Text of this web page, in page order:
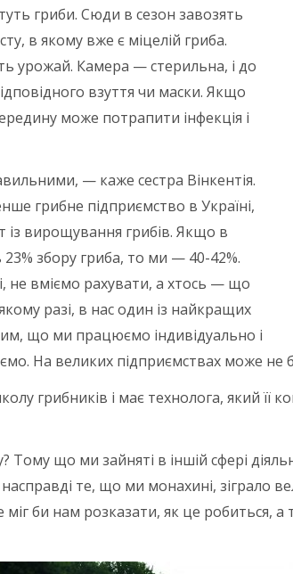
гриби. Сюди в сезон завозять
в якому вже є міцелій гриба.
урожай. Камера — стерильна, і до
взуття чи маски. Якщо
може потрапити інфекція і
— каже сестра Вінкентія.
грибне підприємство в Україні,
вирощування грибів. Якщо в
збору гриба, то ми — 40-42%.
не вміємо рахувати, а хтось — що
разі, в нас один із найкращих
що ми працюємо індивідуально і
На великих підприємствах може не
грибників і має технолога, який її
що ми зайняті в іншій сфері
насправді те, що ми монахині,
би нам розказати, як це робиться,